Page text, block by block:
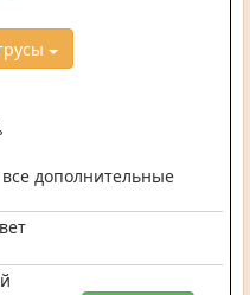
дополнительные